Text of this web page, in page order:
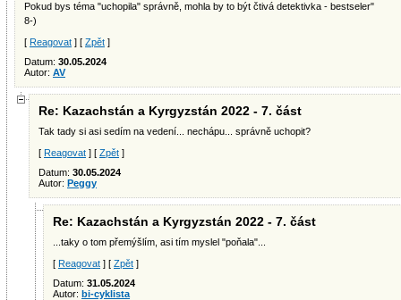
Pokud bys téma "uchopila" správně, mohla by to být čtivá detektivka - bestseler"
8-)
[ Reagovat ] [ Zpět ]
Datum: 30.05.2024
Autor: AV
Re: Kazachstán a Kyrgyzstán 2022 - 7. část
Tak tady si asi sedím na vedení... nechápu... správně uchopit?
[ Reagovat ] [ Zpět ]
Datum: 30.05.2024
Autor: Peggy
Re: Kazachstán a Kyrgyzstán 2022 - 7. část
...taky o tom přemýšlím, asi tím myslel "poňala"...
[ Reagovat ] [ Zpět ]
Datum: 31.05.2024
Autor: bi-cyklista